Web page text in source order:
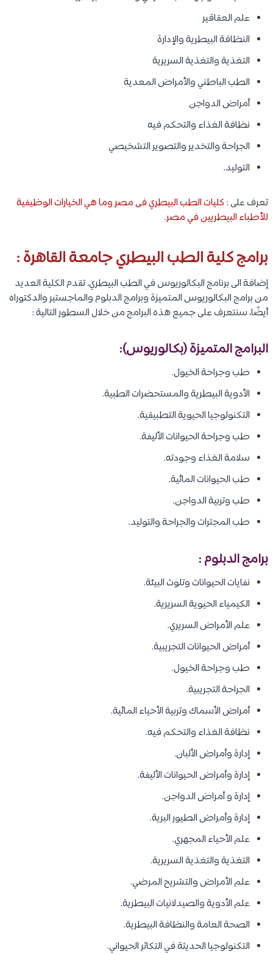
علم العقاقير
النظافة البيطرية والإدارة
التغذية والتغذية السريرية
الطب الباطني والأمراض المعدية
أمراض الدواجن
نظافة الغذاء والتحكم فيه
الجراحة والتخدير والتصوير التشخيصي
التوليد.
تعرف على : كليات الطب البيطري فى مصر وما هي الخيارات الوظيفية
للأطباء البيطريين في مصر.
برامج كلية الطب البيطري جامعة القاهرة :
إضافة الى برنامج البكالوريوس في الطب البيطري، تقدم الكلية العديد
من برامج البكالوريوس المتميزة وبرامج الدبلوم والماجستير والدكتوراه
أيضًا، سنتعرف على جميع هذه البرامج من خلال السطور التالية :
البرامج المتميزة (بكالوريوس):
طب وجراحة الخيول.
الأدوية البيطرية والمستحضرات الطبية.
التكنولوجيا الحيوية التطبيقية.
طب وجراحة الحيوانات الأليفة.
سلامة الغذاء وجودته.
طب الحيوانات المائية.
طب وتربية الدواجن.
طب المجترات والجراحة والتوليد.
برامج الدبلوم :
نفايات الحيوانات وتلوث البيئة.
الكيمياء الحيوية السريرية.
علم الأمراض السريري.
أمراض الحيوانات التجريبية.
طب وجراحة الخيول.
الجراحة التجريبية.
أمراض الأسماك وتربية الأحياء المائية.
نظافة الغذاء والتحكم فيه.
إدارة وأمراض الألبان.
إدارة وأمراض الحيوانات الأليفة.
إدارة و أمراض الدواجن.
إدارة وأمراض الطيور البرية.
علم الأحياء المجهري.
التغذية والتغذية السريرية.
علم الأمراض والتشريح المرضي.
علم الأدوية والصيدلانيات البيطرية.
الصحة العامة والنظافة البيطرية.
التكنولوجيا الحديثة في التكاثر الحيواني.